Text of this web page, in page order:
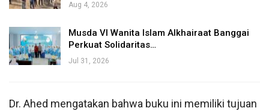
Aug 4, 2026
Musda VI Wanita Islam Alkhairaat Banggai
Perkuat Solidaritas…
Jul 31, 2026
Dr. Ahed mengatakan bahwa buku ini memiliki tujuan